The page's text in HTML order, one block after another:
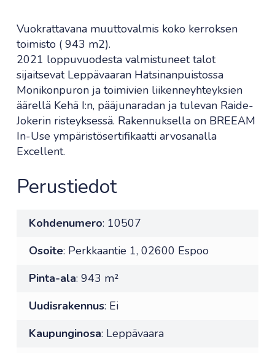
Vuokrattavana muuttovalmis koko kerroksen
toimisto ( 943 m2).
2021 loppuvuodesta valmistuneet talot
sijaitsevat Leppävaaran Hatsinanpuistossa
Monikonpuron ja toimivien liikenneyhteyksien
äärellä Kehä I:n, pääjunaradan ja tulevan Raide-
Jokerin risteyksessä. Rakennuksella on BREEAM
In-Use ympäristösertifikaatti arvosanalla
Excellent.
Perustiedot
Kohdenumero: 10507
Osoite: Perkkaantie 1, 02600 Espoo
Pinta-ala: 943 m²
Uudisrakennus: Ei
Kaupunginosa: Leppävaara